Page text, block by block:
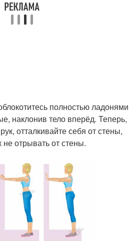
полностью ладонями
наклонив тело вперёд. Теперь,
отталкивайте себя от стены,
отрывать от стены.